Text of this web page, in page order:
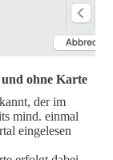
ohne Karte
der im
mind. einmal
eingelesen